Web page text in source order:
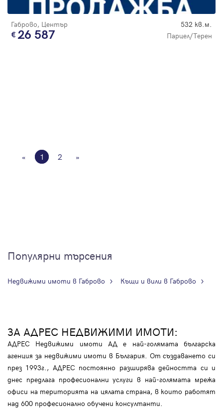
Габрово, Център 532 кв.м.
26 587 Парцел/Терен
« 1 2 »
Популярни търсения
Недвижими имоти в Габрово Къщи и вили в Габрово
ЗА АДРЕС НЕДВИЖИМИ ИМОТИ:
АДРЕС Недвижими имоти АД е най-голямата българска
агенция за недвижими имоти в България. От създаването си
през 1993г., АДРЕС постоянно разширява дейността си и
днес предлага професионални услуги в най-голямата мрежа
офиси на територията на цялата страна, в които работят
над 600 професионално обучени консултанти.